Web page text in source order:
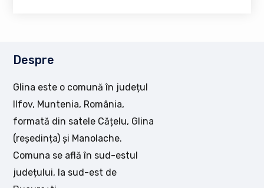
Despre
Glina este o comună în județul
Ilfov, Muntenia, România,
formată din satele Cățelu, Glina
(reședința) și Manolache.
Comuna se află în sud-estul
județului, la sud-est de